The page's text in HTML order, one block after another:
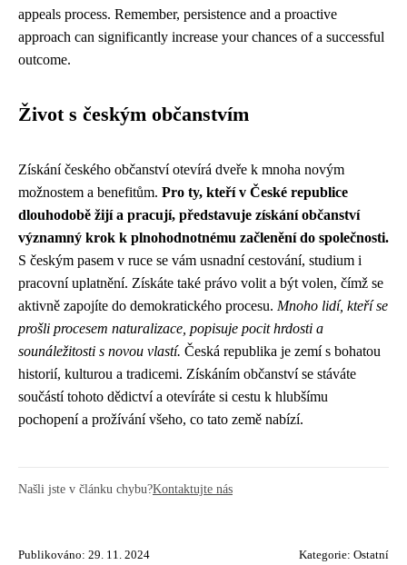
appeals process. Remember, persistence and a proactive
approach can significantly increase your chances of a successful
outcome.
Život s českým občanstvím
Získání českého občanství otevírá dveře k mnoha novým
možnostem a benefitům. Pro ty, kteří v České republice
dlouhodobě žijí a pracují, představuje získání občanství
významný krok k plnohodnotnému začlenění do společnosti.
S českým pasem v ruce se vám usnadní cestování, studium i
pracovní uplatnění. Získáte také právo volit a být volen, čímž se
aktivně zapojíte do demokratického procesu. Mnoho lidí, kteří se
prošli procesem naturalizace, popisuje pocit hrdosti a
sounáležitosti s novou vlastí. Česká republika je zemí s bohatou
historií, kulturou a tradicemi. Získáním občanství se stáváte
součástí tohoto dědictví a otevíráte si cestu k hlubšímu
pochopení a prožívání všeho, co tato země nabízí.
Našli jste v článku chybu?Kontaktujte nás
Publikováno: 29. 11. 2024 Kategorie: Ostatní